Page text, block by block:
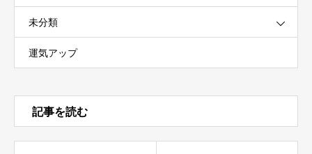
未分類
運気アップ
記事を読む